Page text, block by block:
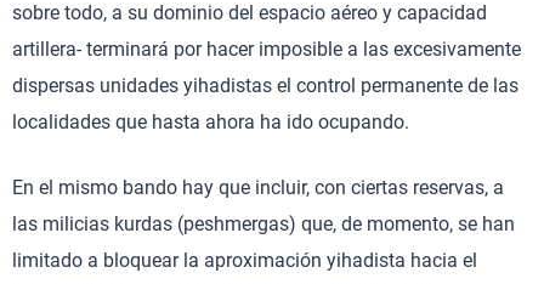
sobre todo, a su dominio del espacio aéreo y capacidad
artillera- terminará por hacer imposible a las excesivamente
dispersas unidades yihadistas el control permanente de las
localidades que hasta ahora ha ido ocupando.
En el mismo bando hay que incluir, con ciertas reservas, a
las milicias kurdas (peshmergas) que, de momento, se han
limitado a bloquear la aproximación yihadista hacia el